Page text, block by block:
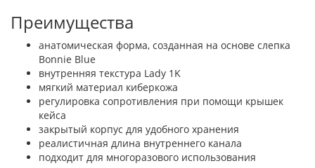
Преимущества
анатомическая форма, созданная на основе слепка
Bonnie Blue
внутренняя текстура Lady 1K
мягкий материал киберкожа
регулировка сопротивления при помощи крышек
кейса
закрытый корпус для удобного хранения
реалистичная длина внутреннего канала
подходит для многоразового использования